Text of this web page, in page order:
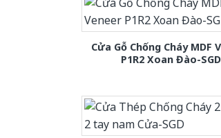
Cửa Gỗ Chống Cháy MDF
P1R2 Xoan Đào-SGD